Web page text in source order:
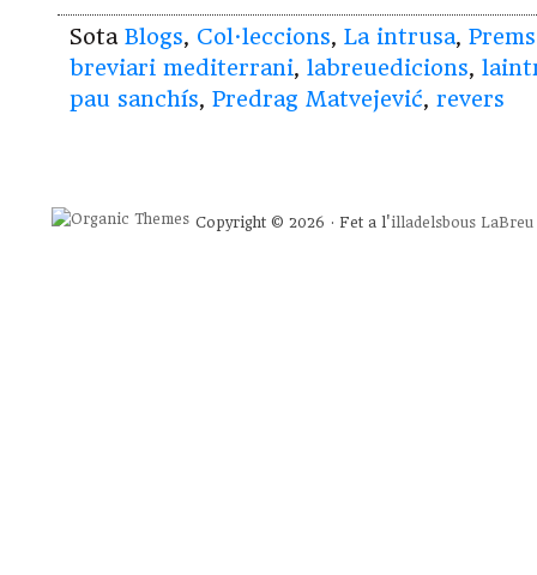
Sota Blogs, Col·leccions, La intrusa,
breviari mediterrani, labreuedicions,
pau sanchís, Predrag Matvejević, revers
Copyright © 2026 · Fet a l'illadelsbous